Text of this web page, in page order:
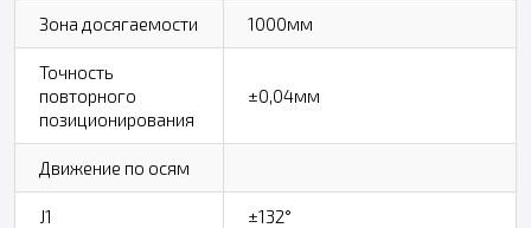
Зона досягаемости 1000мм
Точность
повторного
позиционирования
±0,04мм
Движение по осям
J1 ±132°